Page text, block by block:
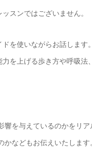
スンではございません。
を使いながらお話します。
を上げる歩き方や呼吸法
を与えているのかをリア
などもお伝えいたします